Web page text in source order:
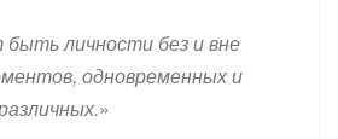
личности без и вне
одновременных и
»